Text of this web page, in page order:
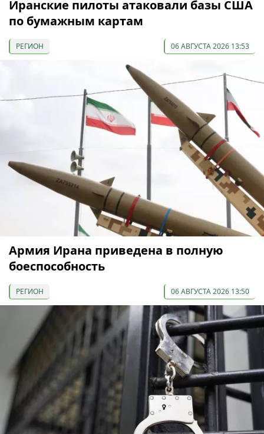
Иранские пилоты атаковали базы США
по бумажным картам
РЕГИОН 06 АВГУСТА 2026 13:53
Армия Ирана приведена в полную
боеспособность
РЕГИОН 06 АВГУСТА 2026 13:50